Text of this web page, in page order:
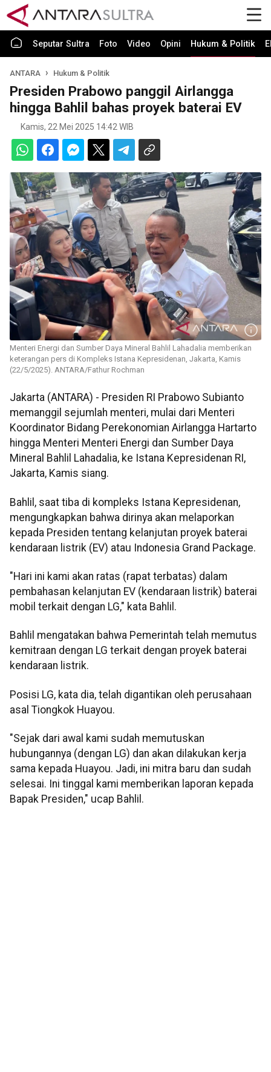
Seputar Sultra Foto Video Opini Hukum & Politik
ANTARA Hukum & Politik
Presiden Prabowo panggil Airlangga
hingga Bahlil bahas proyek baterai EV
Kamis, 22 Mei 2025 14:42 WIB
Menteri Energi dan Sumber Daya Mineral Bahlil Lahadalia memberikan
keterangan pers di Kompleks Istana Kepresidenan, Jakarta, Kamis
(22/5/2025). ANTARA/Fathur Rochman
Jakarta (ANTARA) - Presiden RI Prabowo Subianto
memanggil sejumlah menteri, mulai dari Menteri
Koordinator Bidang Perekonomian Airlangga Hartarto
hingga Menteri Menteri Energi dan Sumber Daya
Mineral Bahlil Lahadalia, ke Istana Kepresidenan RI,
Jakarta, Kamis siang.
Bahlil, saat tiba di kompleks Istana Kepresidenan,
mengungkapkan bahwa dirinya akan melaporkan
kepada Presiden tentang kelanjutan proyek baterai
kendaraan listrik (EV) atau Indonesia Grand Package.
"Hari ini kami akan ratas (rapat terbatas) dalam
pembahasan kelanjutan EV (kendaraan listrik) baterai
mobil terkait dengan LG," kata Bahlil.
Bahlil mengatakan bahwa Pemerintah telah memutus
kemitraan dengan LG terkait dengan proyek baterai
kendaraan listrik.
Posisi LG, kata dia, telah digantikan oleh perusahaan
asal Tiongkok Huayou.
"Sejak dari awal kami sudah memutuskan
hubungannya (dengan LG) dan akan dilakukan kerja
sama kepada Huayou. Jadi, ini mitra baru dan sudah
selesai. Ini tinggal kami memberikan laporan kepada
Bapak Presiden," ucap Bahlil.